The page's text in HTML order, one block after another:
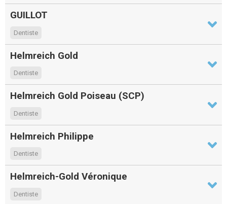
GUILLOT
Dentiste
Helmreich Gold
Dentiste
Helmreich Gold Poiseau (SCP)
Dentiste
Helmreich Philippe
Dentiste
Helmreich-Gold Véronique
Dentiste